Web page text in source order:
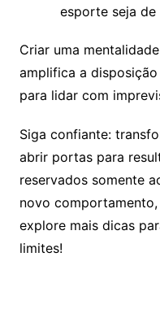
esporte seja de
Criar uma
amplifica a
para lidar com
Siga confiante:
abrir portas para
reservados somente
novo
explore mais dicas
limites!